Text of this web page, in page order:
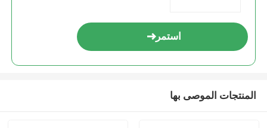
استمر
المنتجات الموصى بها